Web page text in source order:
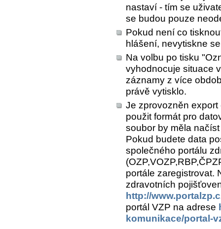
nastaví - tím se
se budou pouze
Pokud není co
hlášení, nevytiskne
Na volbu po tisku
vyhodnocuje situace
záznamy z více
právě vytisklo.
Je zprovozněn
použit formát pro
soubor by měla
Pokud budete data
společného portálu
portále zaregistrovat.
zdravotních
http://
portál VZP na adrese
komunikace/portal-